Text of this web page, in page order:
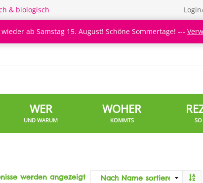
& biologisch
WER
UND WARUM
WOHER
KOMMTS SO
werden angezeigt
ab Samstag 15. August! Schöne Sommertage! ---